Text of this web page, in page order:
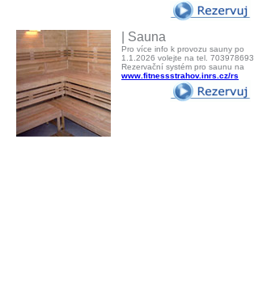
| Sauna
Pro více info k provozu sauny po
1.1.2026 volejte na tel. 703978693.
Rezervační systém pro saunu na
www.fitnessstrahov.inrs.cz/rs